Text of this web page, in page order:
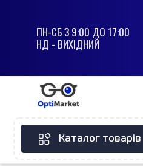
ПН-СБ З 9:00 ДО 17:00
НД - ВИХІДНИЙ
Каталог товарів